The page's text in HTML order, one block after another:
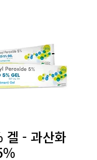
겔 - 과산화